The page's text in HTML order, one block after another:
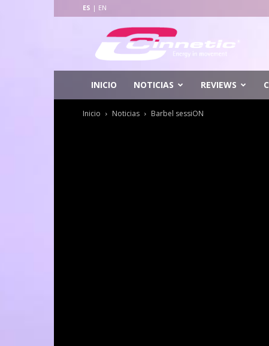
ES | EN
Fishing
INICIO NOTICIAS REVIEWS
Inicio Noticias Barbel sessiON